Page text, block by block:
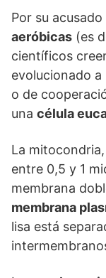
Por su
aeróbicas (es
científicos
evolucionado
o de
una célula
La
entre 0,5 y 1
membrana
membrana
lisa está